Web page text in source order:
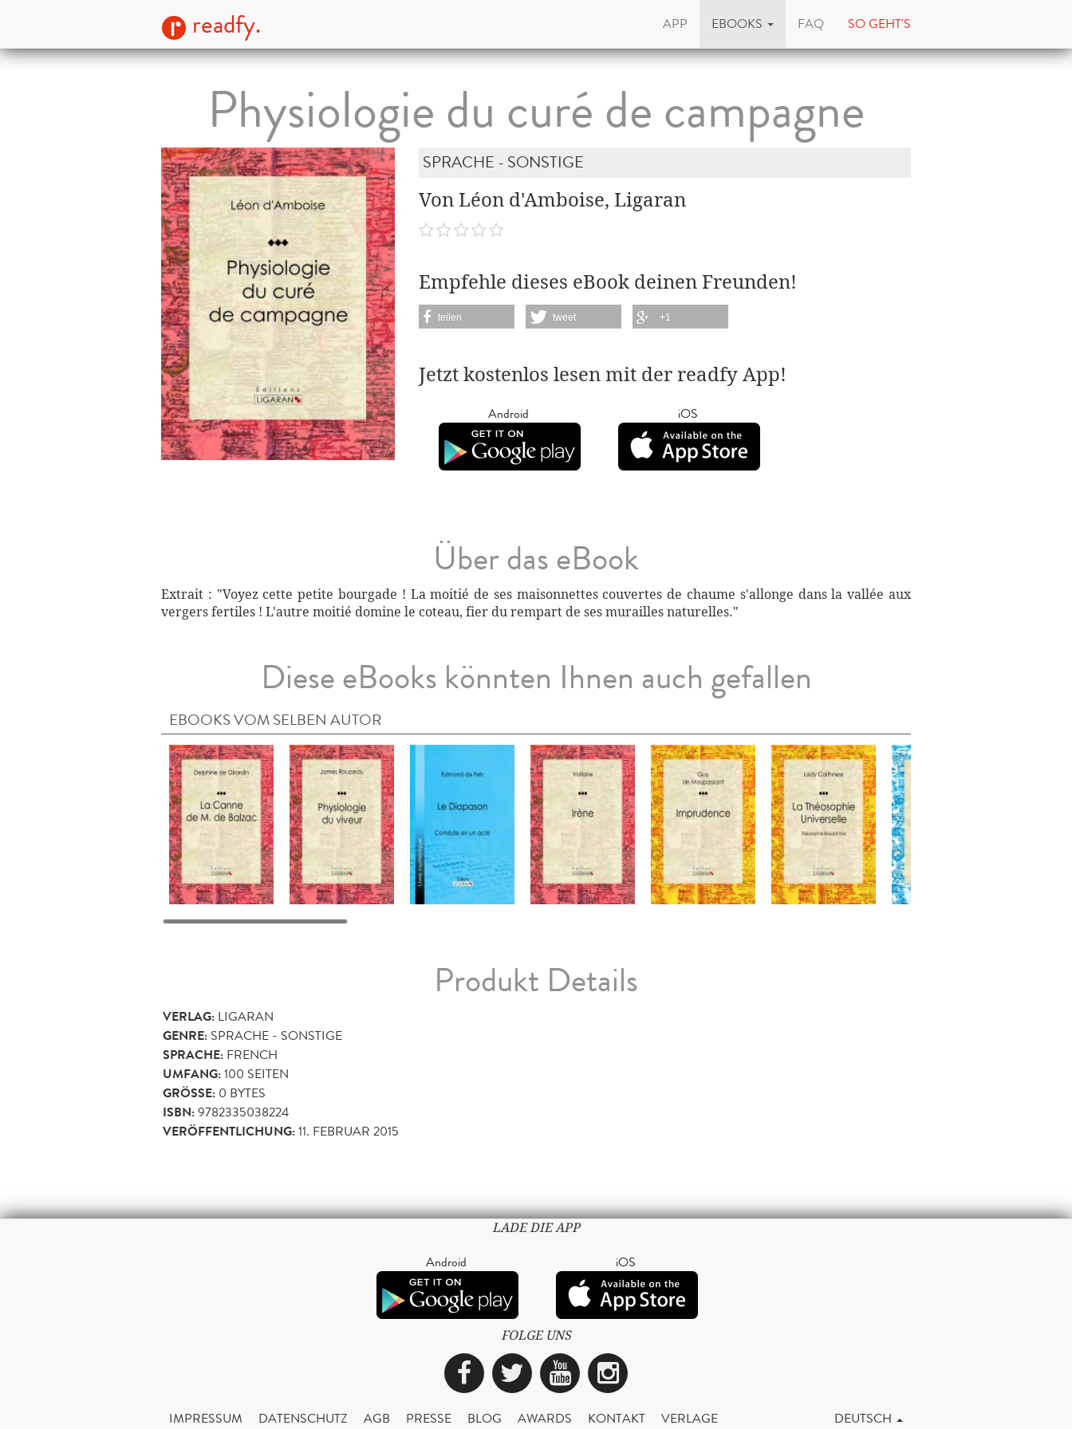
readfy. APP EBOOKS FAQ SO GEHT'S
Physiologie du curé de campagne
SPRACHE - SONSTIGE
Von Léon d'Amboise, Ligaran
Empfehle dieses eBook deinen Freunden!
teilen tweet +1
Jetzt kostenlos lesen mit der readfy App!
Android iOS
Über das eBook
Extrait : "Voyez cette petite bourgade ! La moitié de ses maisonnettes couvertes de chaume s'allonge dans la vallée aux
vergers fertiles ! L'autre moitié domine le coteau, fier du rempart de ses murailles naturelles."
Diese eBooks könnten Ihnen auch gefallen
EBOOKS VOM SELBEN AUTOR
Produkt Details
VERLAG: LIGARAN
GENRE: SPRACHE - SONSTIGE
SPRACHE: FRENCH
UMFANG:100 SEITEN
GRÖSSE: 0 BYTES
ISBN:9782335038224
VERÖFFENTLICHUNG:11. FEBRUAR 2015
LADE DIE APP
Android iOS
FOLGE UNS
Facebook
TwitterYouTubeInstagram
IMPRESSUM DATENSCHUTZ AGB PRESSE BLOG AWARDS KONTAKT VERLAGE DEUTSCH